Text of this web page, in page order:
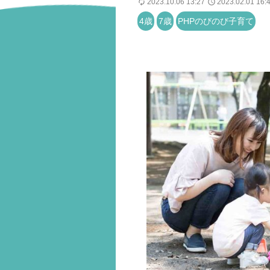
2023.10.06 13:27 2023.02.01
4歳 7歳 PHPのびのび子育て